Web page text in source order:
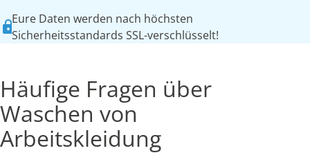
Eure Daten werden nach höchsten
Sicherheitsstandards SSL-verschlüsselt!
Häufige Fragen über
Waschen von
Arbeitskleidung